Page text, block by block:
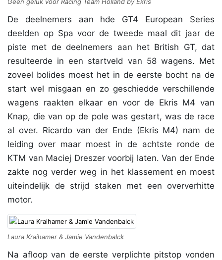
De deelnemers aan hde GT4 European Series
deelden op Spa voor de tweede maal dit jaar de
piste met de deelnemers aan het British GT, dat
resulteerde in een startveld van 58 wagens. Met
zoveel bolides moest het in de eerste bocht na de
start wel misgaan en zo geschiedde verschillende
wagens raakten elkaar en voor de Ekris M4 van
Knap, die van op de pole was gestart, was de race
al over. Ricardo van der Ende (Ekris M4) nam de
leiding over maar moest in de achtste ronde de
KTM van Maciej Dreszer voorbij laten. Van der Ende
zakte nog verder weg in het klassement en moest
uiteindelijk de strijd staken met een oververhitte
motor.
Laura Kraihamer & Jamie Vandenbalck
Na afloop van de eerste verplichte pitstop vonden